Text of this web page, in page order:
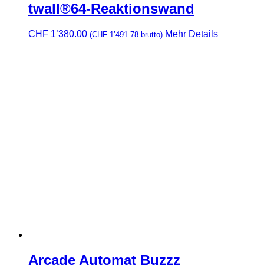
twall®64-Reaktionswand
CHF 1’380.00 (CHF 1’491.78 brutto) Mehr Details
Arcade Automat Buzzz